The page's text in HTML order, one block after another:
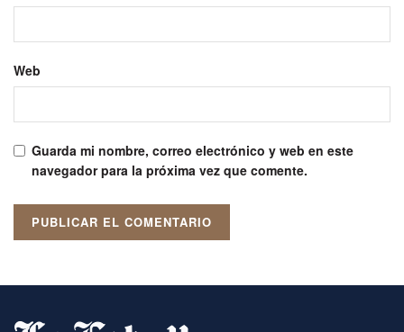
Web
Guarda mi nombre, correo electrónico y web en este
navegador para la próxima vez que comente.